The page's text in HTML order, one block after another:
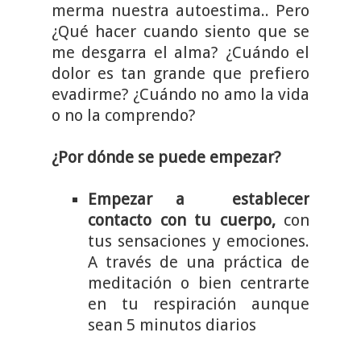
merma nuestra autoestima.. Pero
¿Qué hacer cuando siento que se
me desgarra el alma? ¿Cuándo el
dolor es tan grande que prefiero
evadirme? ¿Cuándo no amo la vida
o no la comprendo?
¿Por dónde se puede empezar?
Empezar a establecer
contacto con tu cuerpo,con
tus sensaciones y emociones.
A través de una práctica de
meditación o bien centrarte
en tu respiración aunque
sean 5 minutos diarios